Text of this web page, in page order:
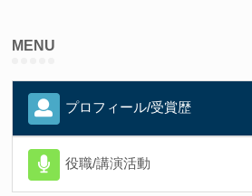
MENU
プロフィール/受賞歴
役職/講演活動